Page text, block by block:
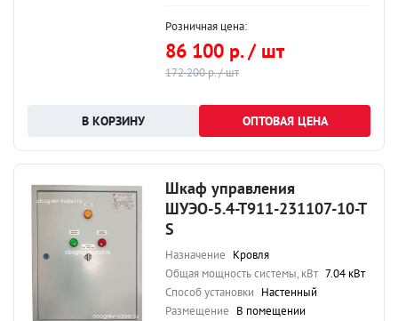
Розничная цена:
86 100 р. / шт
172 200 р. / шт
ОПТОВАЯ ЦЕНА
Шкаф управления
ШУЭО-5.4-Т911-231107-10-Т
S
Назначение Кровля
Общая мощность системы, кВт 7.04 кВт
Способ установки Настенный
Размещение В помещении